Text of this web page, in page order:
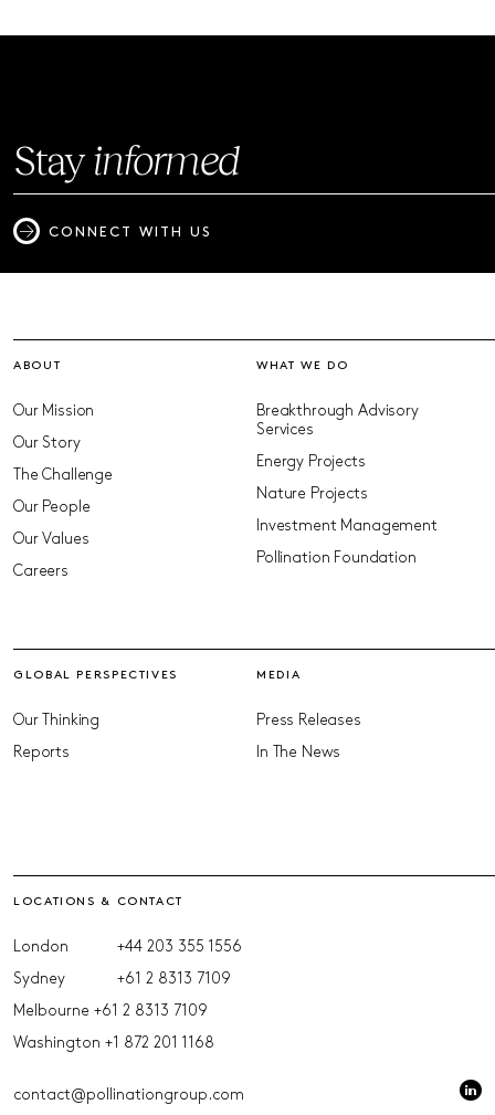
Stayinformed
CONNECT WITH US
ABOUT
Our Mission
Our Story
The Challenge
Our People
Our Values
Careers
WHAT WE DO
Breakthrough Advisory
Services
Energy Projects
Nature Projects
Investment Management
Pollination Foundation
GLOBAL PERSPECTIVES
Our Thinking
Reports
MEDIA
Press Releases
In The News
LOCATIONS & CONTACT
London
+44 203 355 1556
Sydney
+61 2 8313 7109
Melbourne +61 2 8313 7109
Washington +1 872 201 1168
contact@pollinationgroup.com